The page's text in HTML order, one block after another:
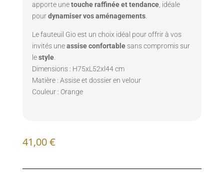
apporte unetouche raffinée et tendance, idéale
pourdynamiser vos aménagements.
Le fauteuil Gio est un choix idéal pour offrir à vos
invités uneassise confortablesans compromis sur
lestyle.
Dimensions : H75xL52xl44 cm
Matière : Assise et dossier en velour
Couleur : Orange
41,00€